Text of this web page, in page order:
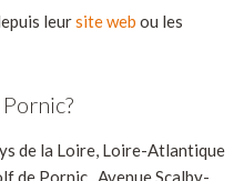
leursite web ou les
de la Loire, Loire-Atlantique
de Pornic , Avenue Scalby-